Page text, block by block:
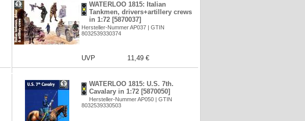
WATERLOO 1815: Italian
Tankmen, drivers+artillery crews
in 1:72 [5870037]
Hersteller-Nummer AP037 | GTIN
8032539330374
UVP 11,49 €
WATERLOO 1815: U.S. 7th.
Cavalary in 1:72 [5870050]
Hersteller-Nummer AP050 | GTIN
8032539330503